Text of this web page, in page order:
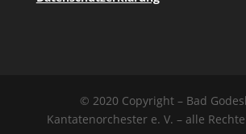
© 2020 Copyright – Bad
Kantatenorchester e. V. – alle